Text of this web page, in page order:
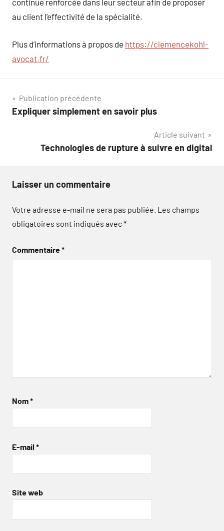
continue renforcée dans leur secteur afin de proposer
au client l’effectivité de la spécialité.
Plus d’informations à propos de https://clemencekohl-
avocat.fr/
Navigation
de
Publication précédente
Expliquer simplement en savoir plus
Article suivant
Technologies de rupture à suivre en digital
Laisser un commentaire
Votre adresse e-mail ne sera pas publiée. Les champs
obligatoires sont indiqués avec*
Commentaire*
Nom*
E-mail *
Site web